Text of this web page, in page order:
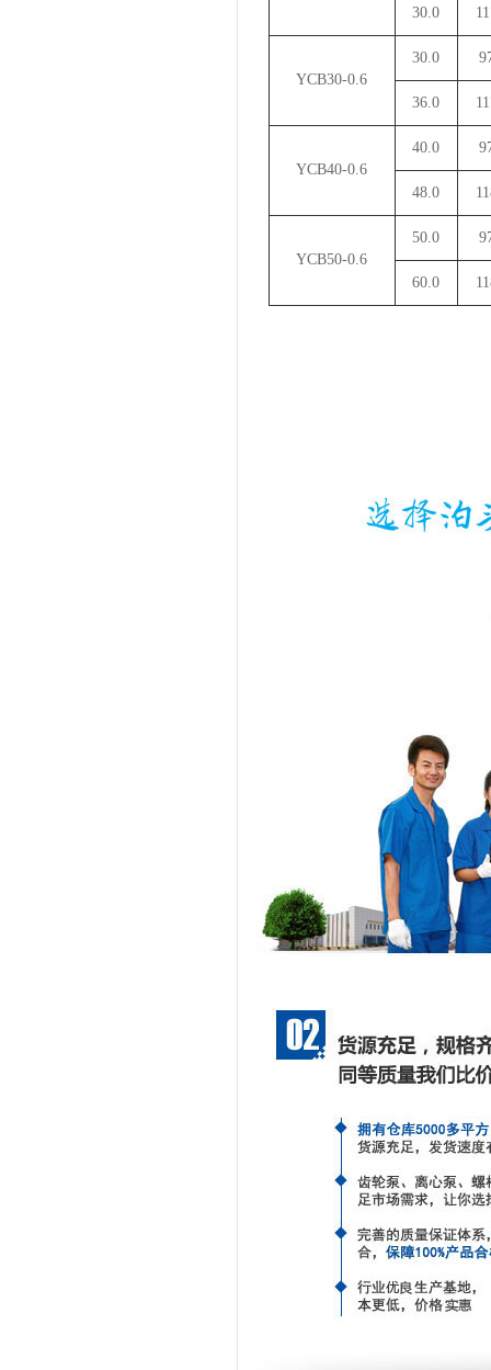
30.0
YCB30-0.6
30.0
36.0
YCB40-0.6
40.0
48.0
YCB50-0.6
50.0
60.0